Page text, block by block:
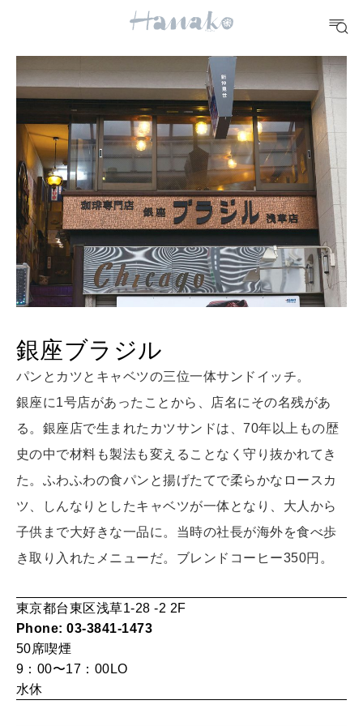
10 CATEGORIES
TRAVEL
どこ行く？
FORTUNE
[12星座別] Weekly Holoscope
女神まり愛のタロットメッセージ
算命学がわかる今月のあなた
HEALTH
LEARN
知る、考える
ママもいろいろ
SUSTAINABLE
わたしができること
CULTURE
銀座ブラジル
パンとカツとキャベツの三位一体サンドイッチ。
銀座に1号店があったことから、店名にその名残があ
る。銀座店で生まれたカツサンドは、70年以上もの歴
史の中で材料も製法も変えることなく守り抜かれてき
た。ふわふわの食パンと揚げたてで柔らかなロースカ
ツ、しんなりとしたキャベツが一体となり、大人から
子供まで大好きな一品に。当時の社長が海外を食べ歩
き取り入れたメニューだ。ブレンドコーヒー350円。
東京都台東区浅草1-28 -2 2F
Phone: 03-3841-1473
50席喫煙
9：00〜17：00LO
水休